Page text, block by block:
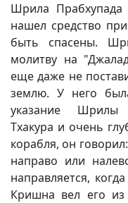
Шрила Прабхупада
нашел средство
быть спасены.
молитву на
еще даже не
землю. У него
указание Шрилы
Тхакура и очень
корабля, он
направо или
направляется,
Кришна вел его